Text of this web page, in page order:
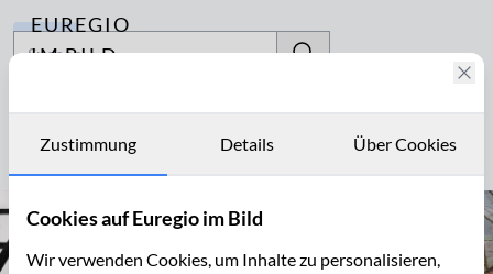
EUREGIO
IM BILD
Archiv
Kontakt
Archiv
Zustimmung Details Über Cookies
Cookies auf Euregio im Bild
Wir verwenden Cookies, um Inhalte zu personalisieren,